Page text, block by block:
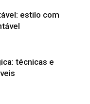
estilo com
técnicas e